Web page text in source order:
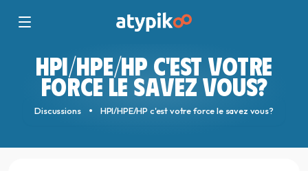
HPI/HPE/HP C'EST VOTRE
FORCE LE SAVEZ VOUS?
Discussions HPI/HPE/HP c'est votre force le savez vous?